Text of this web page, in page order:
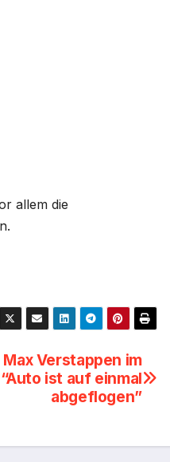
allem die
Verstappen im
ist auf einmal
abgeflogen”